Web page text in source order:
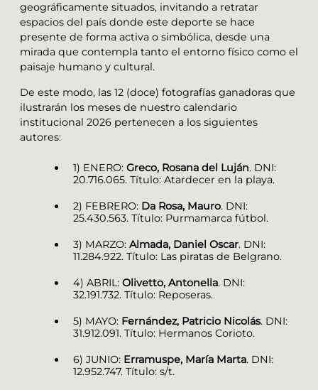
geográficamente situados, invitando a retratar
espacios del país donde este deporte se hace
presente de forma activa o simbólica, desde una
mirada que contempla tanto el entorno físico como el
paisaje humano y cultural.
De este modo, las 12 (doce) fotografías ganadoras que
ilustrarán los meses de nuestro calendario
institucional 2026 pertenecen a los siguientes
autores:
1) ENERO: Greco, Rosana del Luján. DNI:
20.716.065. Título: Atardecer en la playa.
2) FEBRERO: Da Rosa, Mauro. DNI:
25.430.563. Título: Purmamarca fútbol.
3) MARZO: Almada, Daniel Oscar. DNI:
11.284.922. Título: Las piratas de Belgrano.
4) ABRIL: Olivetto, Antonella. DNI:
32.191.732. Título: Reposeras.
5) MAYO: Fernández, Patricio Nicolás. DNI:
31.912.091. Título: Hermanos Corioto.
6) JUNIO: Erramuspe, María Marta. DNI:
12.952.747. Título: s/t.